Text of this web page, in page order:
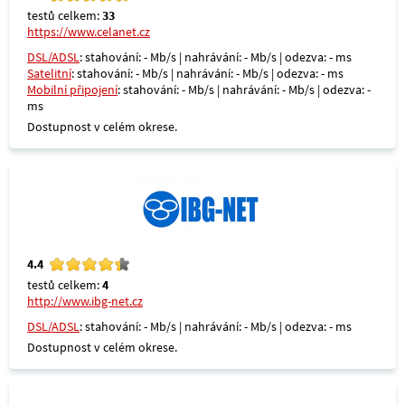
testů celkem:33
https://www.celanet.cz
DSL/ADSL: stahování: - Mb/s | nahrávání: - Mb/s | odezva: - ms
Satelitní: stahování: - Mb/s | nahrávání: - Mb/s | odezva: - ms
Mobilní připojení: stahování: - Mb/s | nahrávání: - Mb/s | odezva: -
ms
Dostupnost v celém okrese.
4.4
testů celkem:4
http://www.ibg-net.cz
DSL/ADSL: stahování: - Mb/s | nahrávání: - Mb/s | odezva: - ms
Dostupnost v celém okrese.